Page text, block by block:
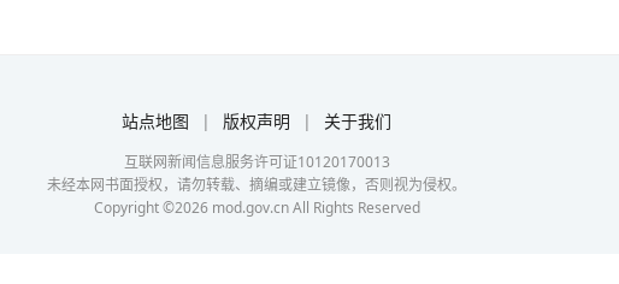
站点地图 | 版权声明 | 关于我们
互联网新闻信息服务许可证10120170013
未经本网书面授权，请勿转载、摘编或建立镜像，否则视为侵权。
Copyright ©2026mod.gov.cn All Rights Reserved